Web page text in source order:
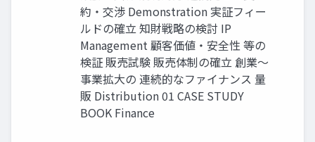
約・交渉 Demonstration 実証フィー
ルドの確立 知財戦略の検討 IP
Management 顧客価値・安全性 等の
検証 販売試験 販売体制の確立 創業〜
事業拡大の 連続的なファイナンス 量
販 Distribution 01 CASE STUDY
BOOK Finance